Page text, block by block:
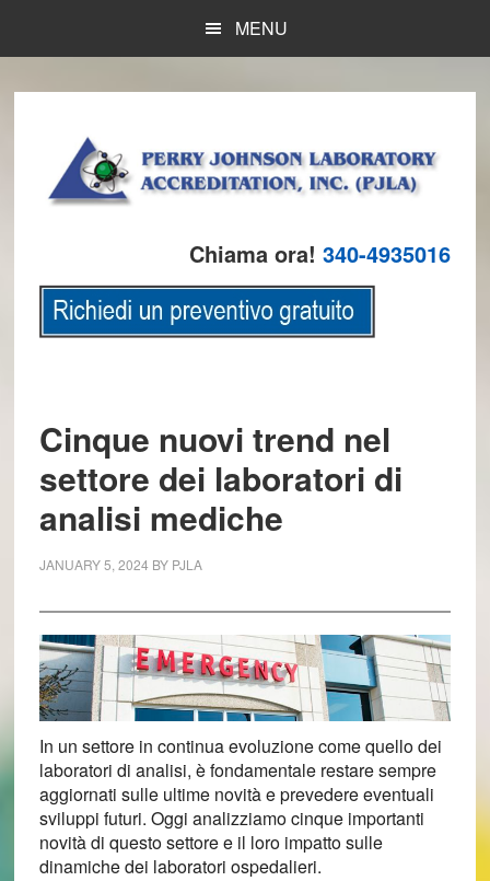
main
primary
footer
MENU
Chiama ora! 340-4935016
Cinque nuovi trend nel
settore dei laboratori di
analisi mediche
JANUARY 5, 2024 BY PJLA
In un settore in continua evoluzione come quello dei
laboratori di analisi, è fondamentale restare sempre
aggiornati sulle ultime novità e prevedere eventuali
sviluppi futuri. Oggi analizziamo cinque importanti
novità di questo settore e il loro impatto sulle
dinamiche dei laboratori ospedalieri.